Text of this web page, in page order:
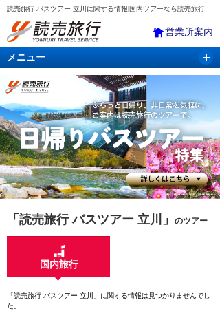
読売旅行 バスツアー 立川に関する情報|国内ツアーなら読売旅行
営業所案内
メニュー
国内旅行 バスツアー 海外旅行 クルーズ
航空・ＪＲ＋宿泊 航空券＆ホテル
「読売旅行 バスツアー 立川」 のツアー
国内旅行
「読売旅行 バスツアー 立川」に関する情報は見つかりませんでし
た。